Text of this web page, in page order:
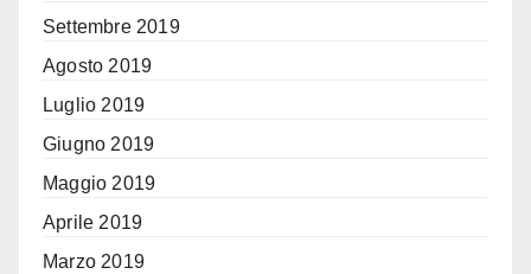
Settembre 2019
Agosto 2019
Luglio 2019
Giugno 2019
Maggio 2019
Aprile 2019
Marzo 2019